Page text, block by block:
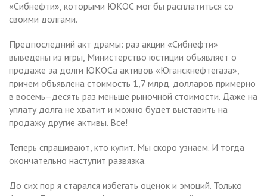
«Сибнефти», которыми ЮКОС мог бы расплатиться со
своими долгами.
Предпоследний акт драмы: раз акции «Сибнефти»
выведены из игры, Министерство юстиции объявляет о
продаже за долги ЮКОСа активов «Юганскнефтегаза»,
причем объявлена стоимость 1,7 млрд. долларов примерно
в восемь–десять раз меньше рыночной стоимости. Даже на
уплату долга не хватит и можно будет выставить на
продажу другие активы. Все!
Теперь спрашивают, кто купит. Мы скоро узнаем. И тогда
окончательно наступит развязка.
До сих пор я старался избегать оценок и эмоций. Только